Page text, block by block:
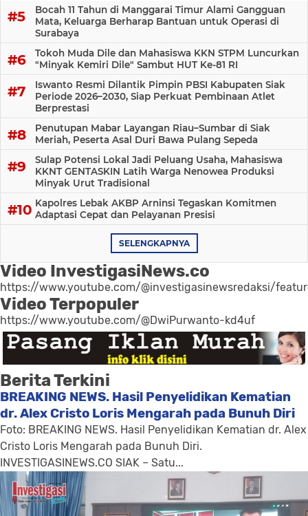
Bocah 11 Tahun di Manggarai Timur Alami Gangguan
Mata, Keluarga Berharap Bantuan untuk Operasi di
Surabaya
Tokoh Muda Dile dan Mahasiswa KKN STPM Luncurkan
"Minyak Kemiri Dile" Sambut HUT Ke-81 RI
Iswanto Resmi Dilantik Pimpin PBSI Kabupaten Siak
Periode 2026–2030, Siap Perkuat Pembinaan Atlet
Berprestasi
Penutupan Mabar Layangan Riau–Sumbar di Siak
Meriah, Peserta Asal Duri Bawa Pulang Sepeda
Sulap Potensi Lokal Jadi Peluang Usaha, Mahasiswa
KKNT GENTASKIN Latih Warga Nenowea Produksi
Minyak Urut Tradisional
Kapolres Lebak AKBP Arninsi Tegaskan Komitmen
Adaptasi Cepat dan Pelayanan Presisi
SELENGKAPNYA
Video InvestigasiNews.co
https://www.youtube.com/@investigasinewsredaksi/
Video Terpopuler
https://www.youtube.com/@DwiPurwanto-kd4uf
Berita Terkini
BREAKING NEWS. Hasil Penyelidikan Kematian
dr. Alex Cristo Loris Mengarah pada Bunuh Diri
Foto: BREAKING NEWS. Hasil Penyelidikan Kematian dr. Alex
Cristo Loris Mengarah pada Bunuh Diri.
INVESTIGASINEWS.CO SIAK – Satu...